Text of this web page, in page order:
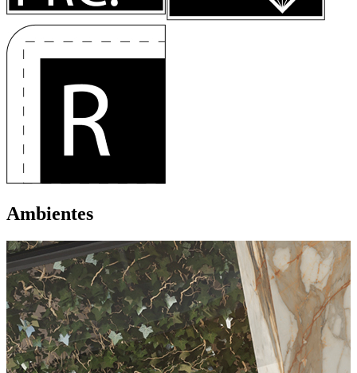
Ambientes